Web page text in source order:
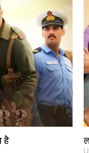
है